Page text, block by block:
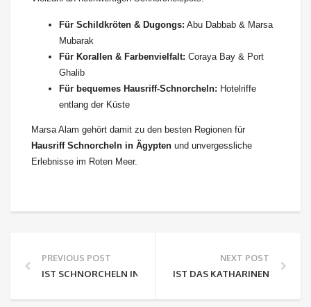
Für Schildkröten & Dugongs: Abu Dabbab & Marsa
Mubarak
Für Korallen & Farbenvielfalt: Coraya Bay & Port
Ghalib
Für bequemes Hausriff-Schnorcheln: Hotelriffe
entlang der Küste
Marsa Alam gehört damit zu den besten Regionen für
Hausriff Schnorcheln in Ägypten und unvergessliche
Erlebnisse im Roten Meer.
PREVIOUS POST
IST SCHNORCHELN IN MARSA ALAM ODER IN HURGHADA
NEXT POST
IST DAS